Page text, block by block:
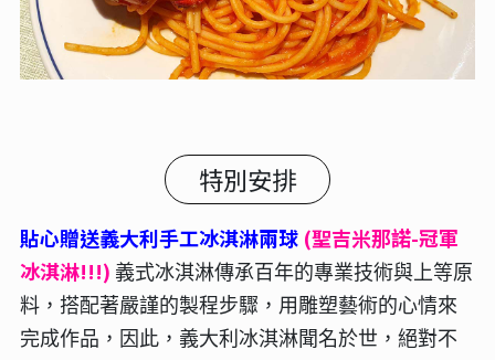
特別安排
貼心贈送義大利手工冰淇淋兩球 (聖吉米那諾-冠軍
冰淇淋!!!) 義式冰淇淋傳承百年的專業技術與上等原
料，搭配著嚴謹的製程步驟，用雕塑藝術的心情來
完成作品，因此，義大利冰淇淋聞名於世，絕對不